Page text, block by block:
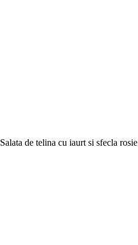
Salata de telina cu iaurt si sfecla rosie